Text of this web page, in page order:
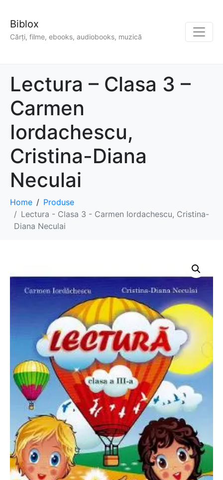
Biblox
Cărți, filme, ebooks, audiobooks, muzică
Lectura – Clasa 3 –
Carmen
Iordachescu,
Cristina-Diana
Neculai
Home
Produse
Lectura - Clasa 3 - Carmen Iordachescu, Cristina-
Diana Neculai